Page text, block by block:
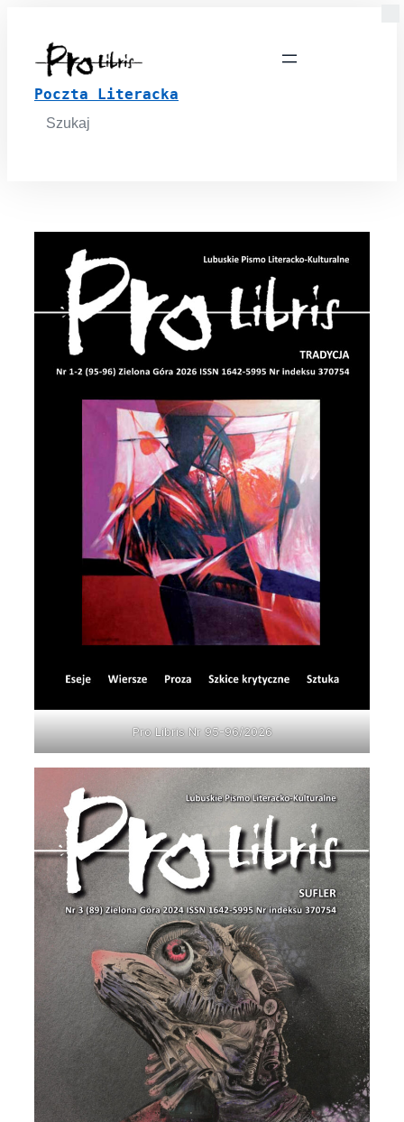
Poczta Literacka
Search
for:
Pro Libris Nr 95-96/2026